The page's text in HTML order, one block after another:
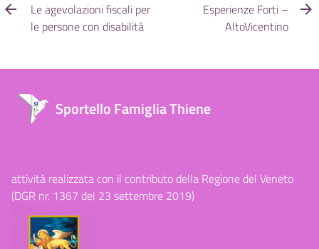
Le agevolazioni fiscali per
le persone con disabilità
Esperienze Forti –
AltoVicentino
Sportello Famiglia Thiene
attività realizzata con il contributo della Regione del Veneto
(DGR nr. 1367 del 23 settembre 2019)